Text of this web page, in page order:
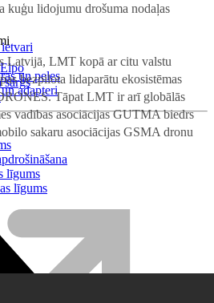
sargsun peles
adapteri
līgums
līgums
kuģu lidojumu drošuma nodaļas
Latvijā, LMT kopā ar citu valstu
bezpilota lidaparātu ekosistēmas
Tāpat LMT ir arī globālās
vadības asociācijas GUTMA biedrs
sakaru asociācijas GSMA dronu